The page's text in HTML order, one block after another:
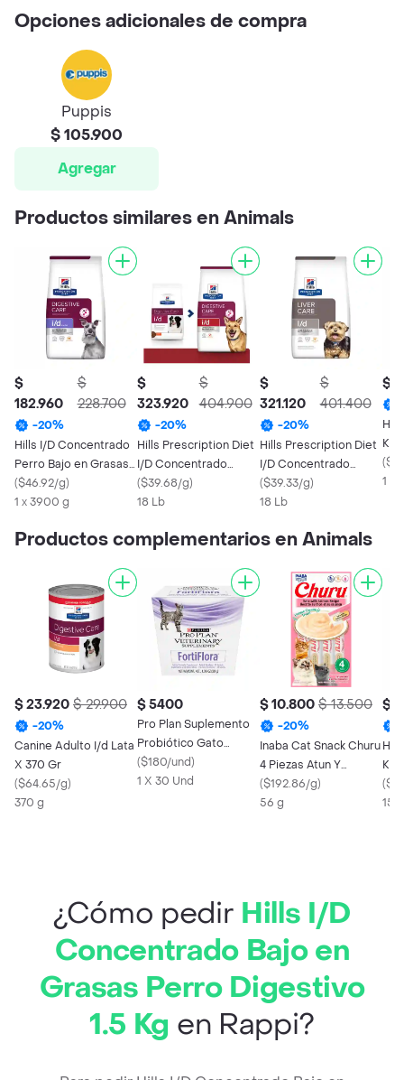
Opciones adicionales de compra
Puppis
$ 105.900
Agregar
Productos similares en Animals
$
182.960
$
228.700
-20%
Hills I/D Concentrado
Perro Bajo en Grasas
Cuidado 3.9 Kg
($46.92/g)
1 x 3900 g
$
323.920
$
404.900
-20%
Hills Prescription Diet
I/D Concentrado
Perro Digestivo 8 Kg
($39.68/g)
18 Lb
$
321.120
$
401.400
-20%
Hills Prescription Diet
I/D Concentrado
Perro Hepático 8 Kg
($39.33/g)
18 Lb
$
K/
(
1 X
Productos complementarios en Animals
$ 23.920 $ 29.900
-20%
Canine Adulto I/d Lata
X 370 Gr
($64.65/g)
370 g
$ 5400
Pro Plan Suplemento
Probiótico Gato
Fortiflora Veterinary
Sobre
($180/und)
1 X 30 Und
$ 10.800 $ 13.500
-20%
Inaba Cat Snack Churu
4 Piezas Atun Y
Salmon 56 Gr
($192.86/g)
56 g
$
K/
(
156
¿Cómo pedir Hills I/D
Concentrado Bajo en
Grasas Perro Digestivo
1.5 Kg en Rappi?